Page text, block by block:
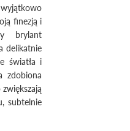
finezją i
brylant
delikatnie
światła i
zdobiona
subtelnie